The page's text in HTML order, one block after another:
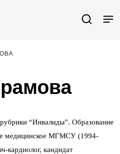
“Инвалиды”. Образование
медицинское МГМСУ (1994-
кардиолог, кандидат